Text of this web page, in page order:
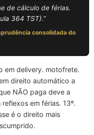
de cálculo de férias.
364 TST).”
consolidada do
em delivery. motofrete.
direito automático a
NÃO paga deve a
em férias. 13º.
é o direito mais